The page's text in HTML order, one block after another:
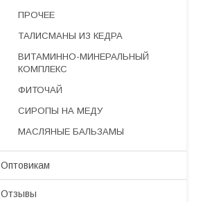
ПРОЧЕЕ
ТАЛИСМАНЫ ИЗ КЕДРА
ВИТАМИННО-МИНЕРАЛЬНЫЙ
КОМПЛЕКС
ФИТОЧАЙ
СИРОПЫ НА МЕДУ
МАСЛЯНЫЕ БАЛЬЗАМЫ
Оптовикам
Отзывы